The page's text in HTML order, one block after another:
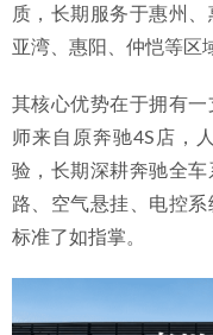
质，长期服务于惠州
亚湾、惠阳、仲恺等区
其核心优势在于拥有
师来自原奔驰4S店，
验，长期深耕奔驰全
路、空气悬挂、电控
标准了如指掌。